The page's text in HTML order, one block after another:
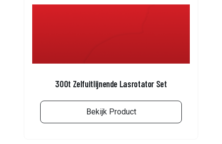
300t Zelfuitlijnende Lasrotator Set
Bekijk Product